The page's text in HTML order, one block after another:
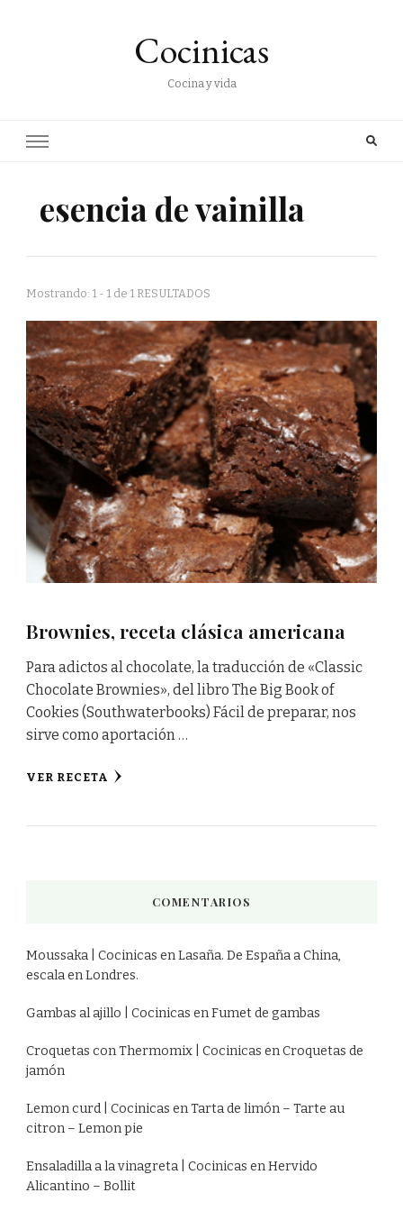
Cocinicas
Cocina y vida
esencia de vainilla
Mostrando: 1 - 1 de 1 RESULTADOS
Brownies, receta clásica americana
Para adictos al chocolate, la traducción de «Classic
Chocolate Brownies», del libro The Big Book of
Cookies (Southwaterbooks) Fácil de preparar, nos
sirve como aportación …
VER RECETA
COMENTARIOS
Moussaka | Cocinicas enLasaña. De España a China,
escala en Londres.
Gambas al ajillo | Cocinicas enFumet de gambas
Croquetas con Thermomix | Cocinicas enCroquetas de
jamón
Lemon curd | Cocinicas enTarta de limón – Tarte au
citron – Lemon pie
Ensaladilla a la vinagreta | Cocinicas enHervido
Alicantino – Bollit